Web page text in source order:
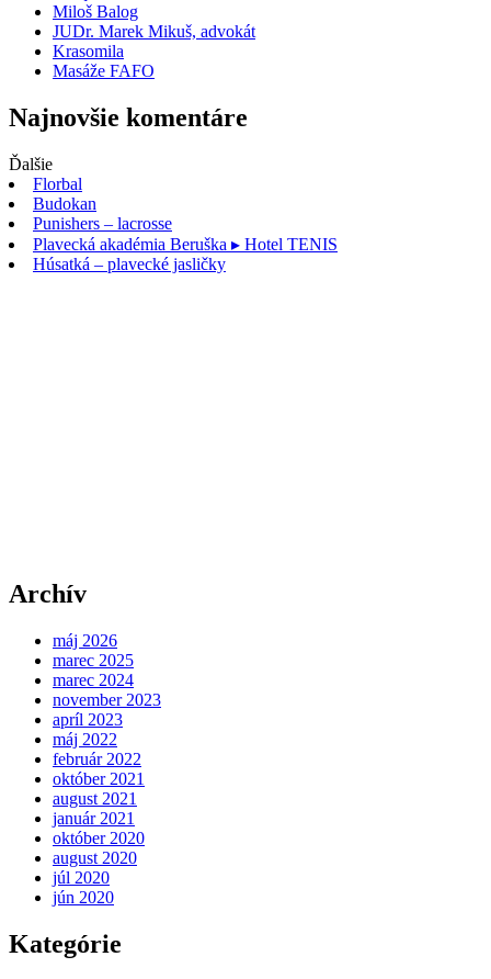
Miloš Balog
JUDr. Marek Mikuš, advokát
Krasomila
Masáže FAFO
Najnovšie komentáre
Ďalšie
Florbal
Budokan
Punishers – lacrosse
Plavecká akadémia Beruška ▸ Hotel TENIS
Húsatká – plavecké jasličky
Archív
máj 2026
marec 2025
marec 2024
november 2023
apríl 2023
máj 2022
február 2022
október 2021
august 2021
január 2021
október 2020
august 2020
júl 2020
jún 2020
Kategórie